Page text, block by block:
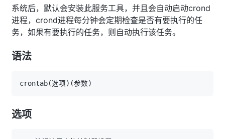
系统后，默认会安装此服务工具，并且会自动启动crond
进程，crond进程每分钟会定期检查是否有要执行的任
务，如果有要执行的任务，则自动执行该任务。
语法
crontab(选项) (参数)
选项